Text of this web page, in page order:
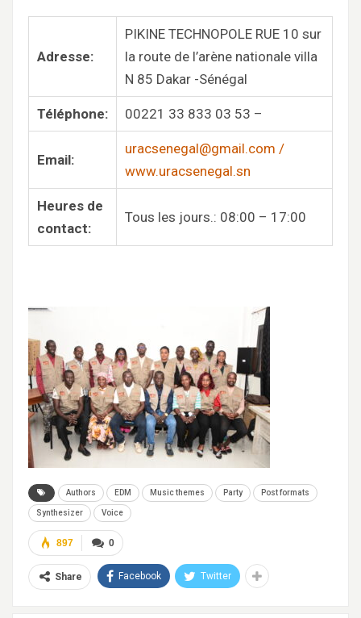
Adresse:
PIKINE TECHNOPOLE RUE 10 sur
la route de l’arène nationale villa
N 85 Dakar -Sénégal
Téléphone: 00221 33 833 03 53 –
Email:
uracsenegal@gmail.com /
www.uracsenegal.sn
Heures de
contact:
Tous les jours.: 08:00 – 17:00
Authors EDM Music themes Party Post formats
Synthesizer Voice
0
897
Share Facebook Twitter